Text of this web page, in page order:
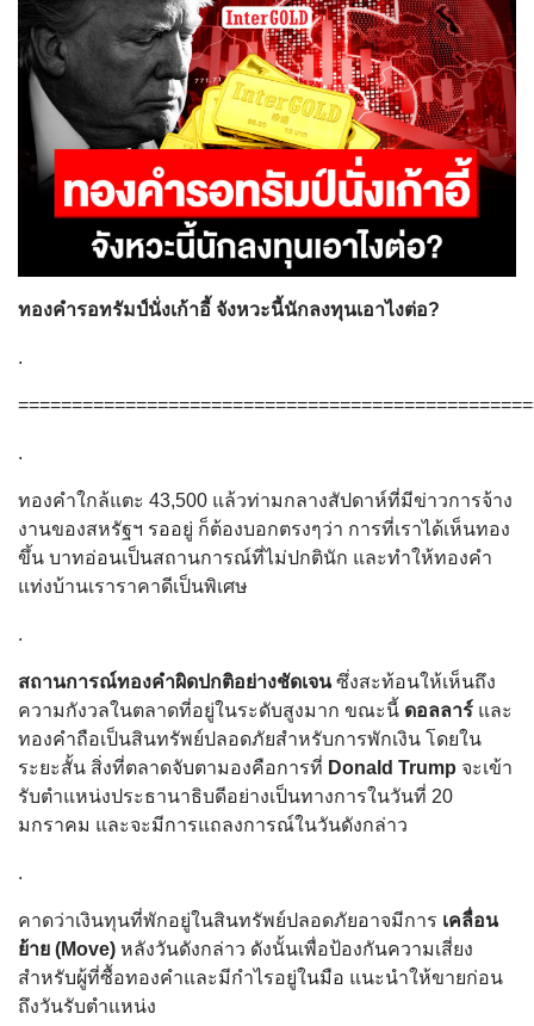
ทองคำรอทรัมป์นั่งเก้าอี้ จังหวะนี้นักลงทุนเอาไงต่อ?
.
.
ทองคำใกล้แตะ 43,500 แล้วท่ามกลางสัปดาห์ที่มีข่าวการจ้าง
งานของสหรัฐฯ รออยู่ ก็ต้องบอกตรงๆว่า การที่เราได้เห็นทอง
ขึ้น บาทอ่อนเป็นสถานการณ์ที่ไม่ปกตินัก และทำให้ทองคำ
แท่งบ้านเราราคาดีเป็นพิเศษ
.
สถานการณ์ทองคำผิดปกติอย่างชัดเจนซึ่งสะท้อนให้เห็นถึง
ความกังวลในตลาดที่อยู่ในระดับสูงมาก ขณะนี้ ดอลลาร์ และ
ทองคำถือเป็นสินทรัพย์ปลอดภัยสำหรับการพักเงิน โดยใน
ระยะสั้น สิ่งที่ตลาดจับตามองคือการที่ Donald Trump จะเข้า
รับตำแหน่งประธานาธิบดีอย่างเป็นทางการในวันที่ 20
มกราคม และจะมีการแถลงการณ์ในวันดังกล่าว
.
คาดว่าเงินทุนที่พักอยู่ในสินทรัพย์ปลอดภัยอาจมีการ เคลื่อน
ย้าย (Move) หลังวันดังกล่าว ดังนั้นเพื่อป้องกันความเสี่ยง
สำหรับผู้ที่ซื้อทองคำและมีกำไรอยู่ในมือ แนะนำให้ขายก่อน
ถึงวันรับตำแหน่ง